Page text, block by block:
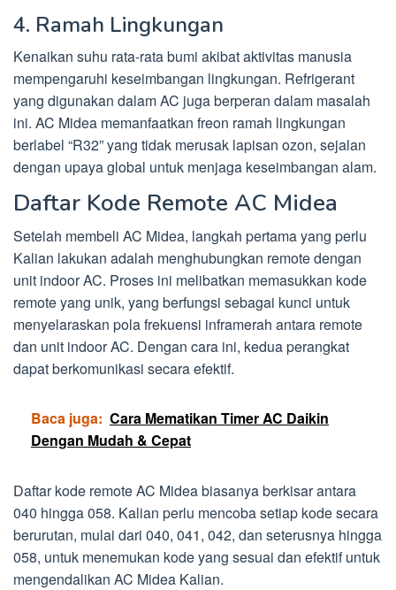
4. Ramah Lingkungan
Kenaikan suhu rata-rata bumi akibat aktivitas manusia
mempengaruhi keseimbangan lingkungan. Refrigerant
yang digunakan dalam AC juga berperan dalam masalah
ini. AC Midea memanfaatkan freon ramah lingkungan
berlabel “R32” yang tidak merusak lapisan ozon, sejalan
dengan upaya global untuk menjaga keseimbangan alam.
Daftar Kode Remote AC Midea
Setelah membeli AC Midea, langkah pertama yang perlu
Kalian lakukan adalah menghubungkan remote dengan
unit indoor AC. Proses ini melibatkan memasukkan kode
remote yang unik, yang berfungsi sebagai kunci untuk
menyelaraskan pola frekuensi inframerah antara remote
dan unit indoor AC. Dengan cara ini, kedua perangkat
dapat berkomunikasi secara efektif.
Baca juga: Cara Mematikan Timer AC Daikin
Dengan Mudah & Cepat
Daftar kode remote AC Midea biasanya berkisar antara
040 hingga 058. Kalian perlu mencoba setiap kode secara
berurutan, mulai dari 040, 041, 042, dan seterusnya hingga
058, untuk menemukan kode yang sesuai dan efektif untuk
mengendalikan AC Midea Kalian.